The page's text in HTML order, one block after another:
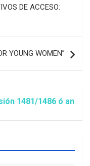
DE ACCESO:
YOUNG WOMEN”
ó